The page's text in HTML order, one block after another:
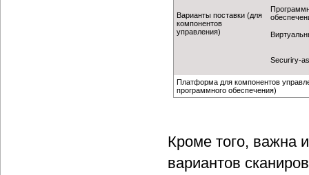
Варианты поставки (для
компонентов
управления)
Securiry-
Платформа для компонентов
программного обеспечения)
Кроме того, важна
вариантов